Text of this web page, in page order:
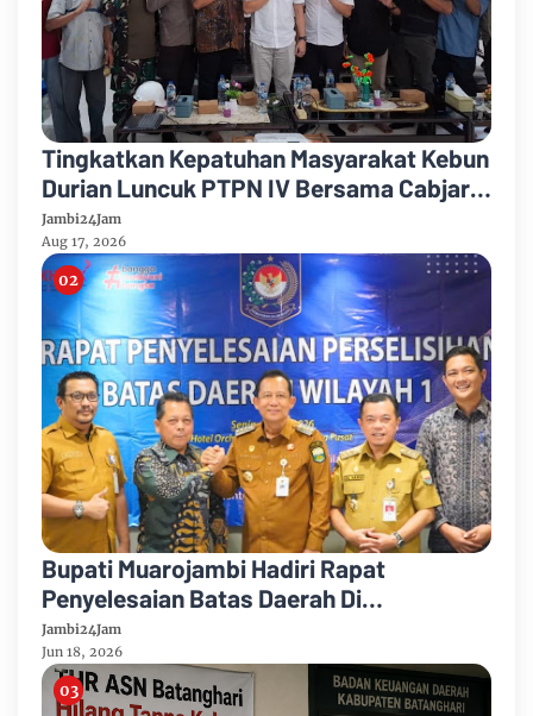
Tingkatkan Kepatuhan Masyarakat Kebun
Durian Luncuk PTPN IV Bersama Cabjari
Batanghari Gelar Sosialisasi Hukum
Jambi24Jam
Aug 17, 2026
Bupati Muarojambi Hadiri Rapat
Penyelesaian Batas Daerah Di
Kemengagri Optimalkan Tata Kelola
Wilayah
Jambi24Jam
Jun 18, 2026